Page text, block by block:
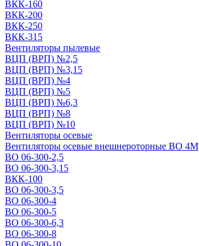
ВКК-160
ВКК-200
ВКК-250
ВКК-315
Вентиляторы пылевые
ВЦП (ВРП) №2,5
ВЦП (ВРП) №3,15
ВЦП (ВРП) №4
ВЦП (ВРП) №5
ВЦП (ВРП) №6,3
ВЦП (ВРП) №8
ВЦП (ВРП) №10
Вентиляторы осевые
Вентиляторы осевые внешнероторные ВО 4М
ВО 06-300-2,5
ВО 06-300-3,15
ВКК-100
ВО 06-300-3,5
ВО 06-300-4
ВО 06-300-5
ВО 06-300-6,3
ВО 06-300-8